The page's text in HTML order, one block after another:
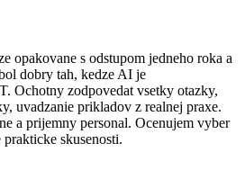
opakovane s odstupom jedneho roka a
dobry tah, kedze AI je
Ochotny zodpovedat vsetky otazky,
uvadzanie prikladov z realnej praxe.
a prijemny personal. Ocenujem vyber
skusenosti.